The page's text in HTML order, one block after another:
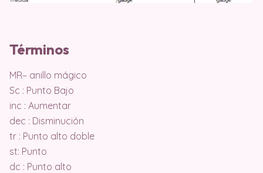
Términos
MR– anillo mágico
Sc : Punto Bajo
inc : Aumentar
dec : Disminución
tr : Punto alto doble
st: Punto
dc : Punto alto